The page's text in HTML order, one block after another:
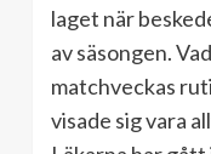
laget när
av säsongen.
matchveckas
visade sig vara